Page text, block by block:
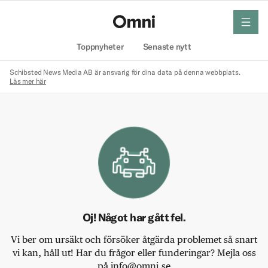
Toppnyheter Senaste nytt
meny
Schibsted News Media AB är ansvarig för dina data på denna webbplats.
Läs mer här
Oj! Något har gått fel.
Vi ber om ursäkt och försöker åtgärda problemet så snart
vi kan, håll ut! Har du frågor eller funderingar? Mejla oss